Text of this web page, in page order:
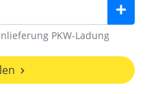
PKW-Ladung